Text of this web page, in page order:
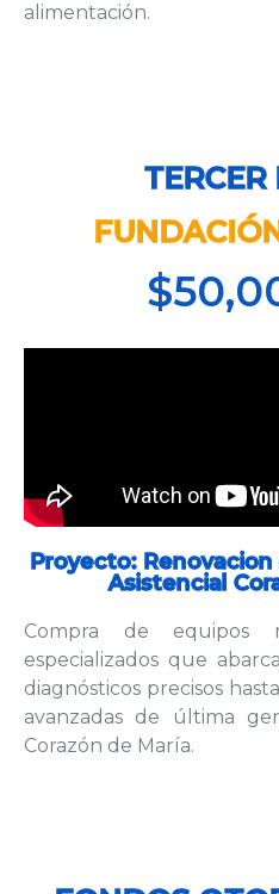
alimentación.
TERCER
Proyecto:
Asistencial
Compra de equipos
especializados que
diagnósticos precisos
avanzadas de última
Corazón de María.